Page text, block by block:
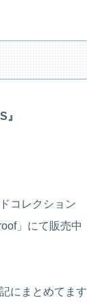
』
コレクション
」にて販売中
にまとめてます